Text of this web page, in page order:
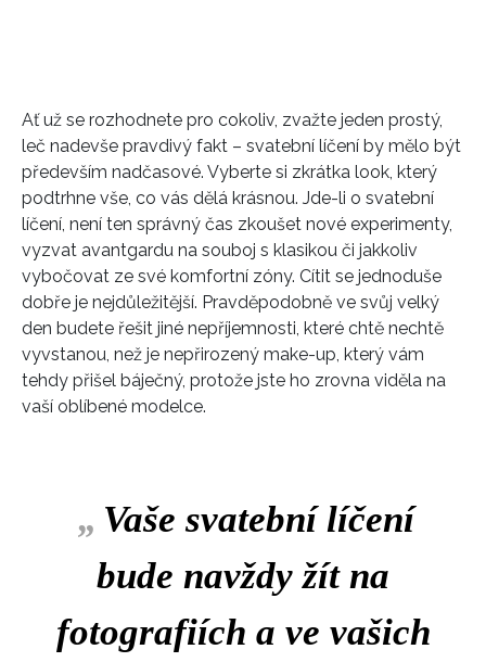
Ať už se rozhodnete pro cokoliv, zvažte jeden prostý,
leč nadevše pravdivý fakt – svatební líčení by mělo být
především nadčasové. Vyberte si zkrátka look, který
podtrhne vše, co vás dělá krásnou. Jde-li o svatební
líčení, není ten správný čas zkoušet nové experimenty,
vyzvat avantgardu na souboj s klasikou či jakkoliv
vybočovat ze své komfortní zóny. Cítit se jednoduše
dobře je nejdůležitější. Pravděpodobně ve svůj velký
den budete řešit jiné nepříjemnosti, které chtě nechtě
vyvstanou, než je nepřirozený make-up, který vám
tehdy přišel báječný, protože jste ho zrovna viděla na
vaší oblíbené modelce.
„ Vaše svatební líčení
bude navždy žít na
fotografiích a ve vašich